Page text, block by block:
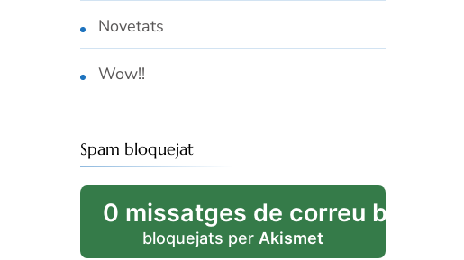
Novetats
Wow!!
Spam bloquejat
0 missatges de correu brossa
bloquejats per Akismet